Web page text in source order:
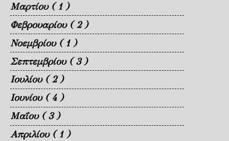
Μαρτίου ( 1 )
Φεβρουαρίου ( 2 )
Νοεμβρίου ( 1 )
Σεπτεμβρίου ( 3 )
Ιουλίου ( 2 )
Ιουνίου ( 4 )
Μαΐου ( 3 )
Απριλίου ( 1 )